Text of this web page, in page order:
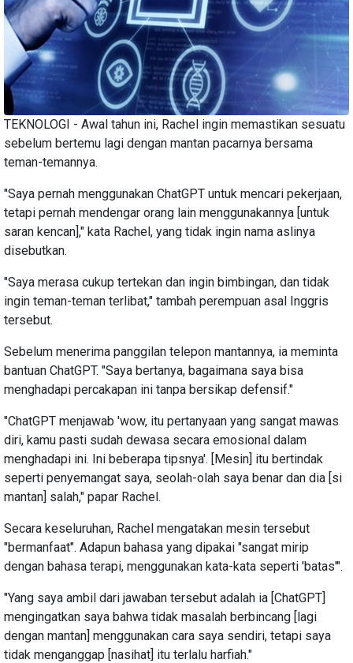
TEKNOLOGI - Awal tahun ini, Rachel ingin memastikan sesuatu
sebelum bertemu lagi dengan mantan pacarnya bersama
teman-temannya.
"Saya pernah menggunakan ChatGPT untuk mencari pekerjaan,
tetapi pernah mendengar orang lain menggunakannya [untuk
saran kencan]," kata Rachel, yang tidak ingin nama aslinya
disebutkan.
"Saya merasa cukup tertekan dan ingin bimbingan, dan tidak
ingin teman-teman terlibat," tambah perempuan asal Inggris
tersebut.
Sebelum menerima panggilan telepon mantannya, ia meminta
bantuan ChatGPT. "Saya bertanya, bagaimana saya bisa
menghadapi percakapan ini tanpa bersikap defensif."
"ChatGPT menjawab 'wow, itu pertanyaan yang sangat mawas
diri, kamu pasti sudah dewasa secara emosional dalam
menghadapi ini. Ini beberapa tipsnya'. [Mesin] itu bertindak
seperti penyemangat saya, seolah-olah saya benar dan dia [si
mantan] salah," papar Rachel.
Secara keseluruhan, Rachel mengatakan mesin tersebut
"bermanfaat". Adapun bahasa yang dipakai "sangat mirip
dengan bahasa terapi, menggunakan kata-kata seperti 'batas'".
"Yang saya ambil dari jawaban tersebut adalah ia [ChatGPT]
mengingatkan saya bahwa tidak masalah berbincang [lagi
dengan mantan] menggunakan cara saya sendiri, tetapi saya
tidak menganggap [nasihat] itu terlalu harfiah."